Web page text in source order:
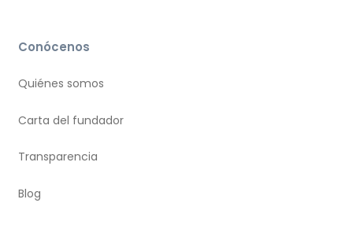
Conócenos
Quiénes somos
Carta del fundador
Transparencia
Blog